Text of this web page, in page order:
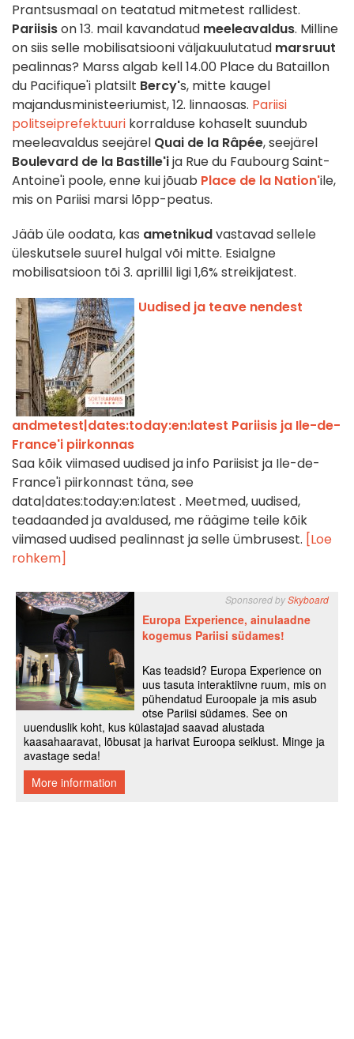
Prantsusmaal on teatatud mitmetest rallidest.
Pariisison 13. mail kavandatud meeleavaldus. Milline
on siis selle mobilisatsiooni väljakuulutatud marsruut
pealinnas? Marss algab kell 14.00 Place du Bataillon
du Pacifique'i platsilt Bercy's, mitte kaugel
majandusministeeriumist, 12. linnaosas. Pariisi
politseiprefektuuri korralduse kohaselt suundub
meeleavaldus seejärel Quai de la Râpée, seejärel
Boulevard de la Bastille'ija Rue du Faubourg Saint-
Antoine'i poole, enne kui jõuab Place de la Nation'ile,
mis on Pariisi marsi lõpp-peatus.
Jääb üle oodata, kas ametnikudvastavad sellele
üleskutsele suurel hulgal või mitte. Esialgne
mobilisatsioon tõi 3. aprillil ligi 1,6% streikijatest.
Uudised ja teave nendest
andmetest|dates:today:en:latest Pariisis ja Ile-de-
France'i piirkonnas
Saa kõik viimased uudised ja info Pariisist ja Ile-de-
France'i piirkonnast täna, see
data|dates:today:en:latest . Meetmed, uudised,
teadaanded ja avaldused, me räägime teile kõik
viimased uudised pealinnast ja selle ümbrusest. [Loe
rohkem]